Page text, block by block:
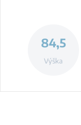
84,5
Výška